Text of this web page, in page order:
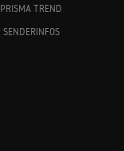
PRISMA TREND
SENDERINFOS